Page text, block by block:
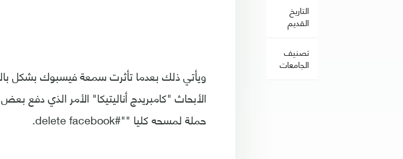
التاريخ
القديم
تصنيف
الجامعات
ويأتي ذلك بعدما تأثرت سمعة فيسبوك بشكل
الأبحاث "كامبريدج أناليتيكا" الأمر الذي
حملة لمسحه كليا ""#delete facebook.